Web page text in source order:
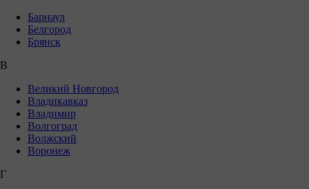
Барнаул
Белгород
Брянск
В
Великий Новгород
Владикавказ
Владимир
Волгоград
Волжский
Воронеж
Г